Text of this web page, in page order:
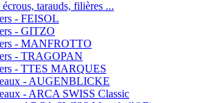
tarauds, filières ...
- FEISOL
- GITZO
- MANFROTTO
- TRAGOPAN
- TTES MARQUES
- AUGENBLICKE
- ARCA SWISS Classic